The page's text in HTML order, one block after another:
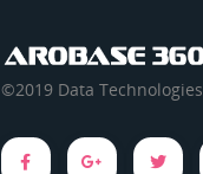
©2019 Data Technologies